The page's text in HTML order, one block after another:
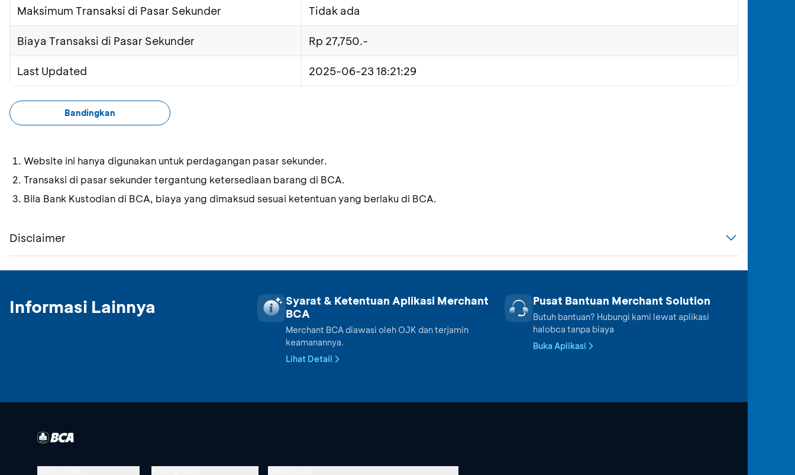
Maksimum Transaksi di Pasar Sekunder Tidak ada
Biaya Transaksi di Pasar Sekunder Rp 27,750.-
Last Updated 2025-06-23 18:21:29
Bandingkan
Website ini hanya digunakan untuk perdagangan pasar sekunder.
Transaksi di pasar sekunder tergantung ketersediaan barang di BCA.
Bila Bank Kustodian di BCA, biaya yang dimaksud sesuai ketentuan yang berlaku di BCA.
Disclaimer
Informasi Lainnya
Syarat & Ketentuan Aplikasi Merchant
BCA
Merchant BCA diawasi oleh OJK dan terjamin
keamanannya.
Lihat Detail
Pusat Bantuan Merchant Solution
Butuh bantuan? Hubungi kami lewat aplikasi
halobca tanpa biaya
Buka Aplikasi